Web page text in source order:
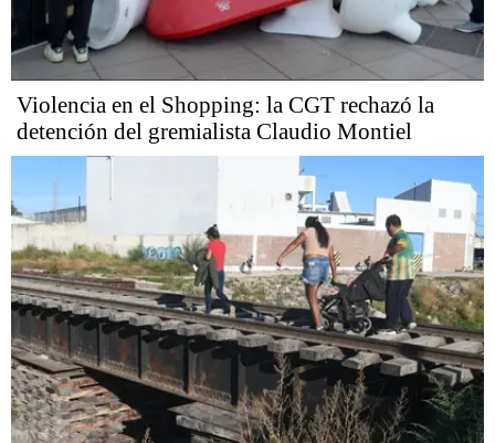
Violencia en el Shopping: la CGT rechazó la
detención del gremialista Claudio Montiel